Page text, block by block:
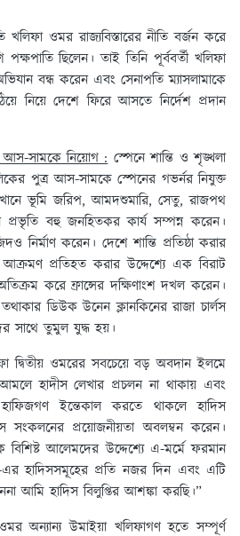
খলিফা ওমর রাজ্যবিস্তারের নীতি বর্জন করে
পক্ষপাতি ছিলেন। তাই তিনি পূর্ববর্তী খলিফা
বন্ধ করেন এবং সেনাপতি ম্যাসলামাকে
নিয়ে দেশে ফিরে আসতে নির্দেশ প্রদান
আস-সামকে নিয়োগ :স্পেনে শান্তি ও শৃঙ্খলা
পুত্র আস-সামকে স্পেনের গভর্নর নিযুক্ত
ভূমি জরিপ, আমদশুমারি, সেতু, রাজপথ
প্রভৃতি বহু জনহিতকর কার্য সম্পন্ন করেন।
নির্মাণ করেন। দেশে শান্তি প্রতিষ্ঠা করার
আক্রমণ প্রতিহত করার উদ্দেশ্যে এক বিরাট
করে ফ্রান্সের দক্ষিণাংশ দখল করেন।
ডিউক উনেন ক্লানকিনের রাজা চার্লস
সাথে তুমুল যুদ্ধ হয়।
দ্বিতীয় ওমরের সবচেয়ে বড় অবদান ইলমে
হাদীস লেখার প্রচলন না থাকায় এবং
ইন্তেকাল করতে থাকলে হাদিস
সংকলনের প্রয়োজনীয়তা অবলম্বন করেন।
বিশিষ্ট আলেমদের উদ্দেশ্যে এ-মর্মে ফরমান
হাদিসসমূহের প্রতি নজর দিন এবং এটি
আমি হাদিস বিলুপ্তির আশঙ্কা করছি।”
অন্যান্য উমাইয়া খলিফাগণ হতে সম্পূর্ণ